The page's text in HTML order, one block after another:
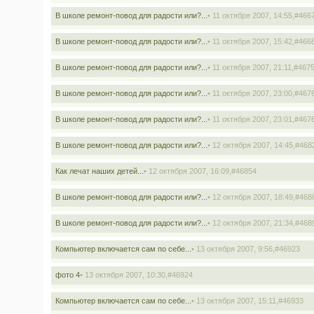
В школе ремонт-повод для радости или?... • 11 октября 2007, 14:55,
В школе ремонт-повод для радости или?... • 11 октября 2007, 15:42,
В школе ремонт-повод для радости или?... • 11 октября 2007, 21:11,
В школе ремонт-повод для радости или?... • 11 октября 2007, 23:00,
В школе ремонт-повод для радости или?... • 11 октября 2007, 23:01,
В школе ремонт-повод для радости или?... • 12 октября 2007, 14:45,
Как лечат наших детей... • 12 октября 2007, 16:09, #46854
В школе ремонт-повод для радости или?... • 12 октября 2007, 18:49,
В школе ремонт-повод для радости или?... • 12 октября 2007, 21:34,
Компьютер включается сам по себе... • 13 октября 2007, 9:56, #46923
фото 4• 13 октября 2007, 10:30, #46924
Компьютер включается сам по себе... • 13 октября 2007, 15:11, #46933